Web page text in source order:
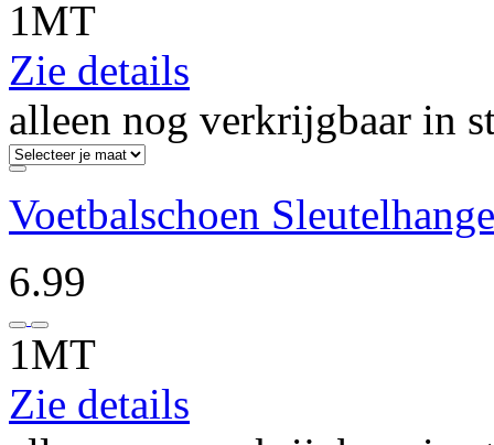
1MT
Zie details
alleen nog verkrijgbaar in
Voetbalschoen
6.99
1MT
Zie details